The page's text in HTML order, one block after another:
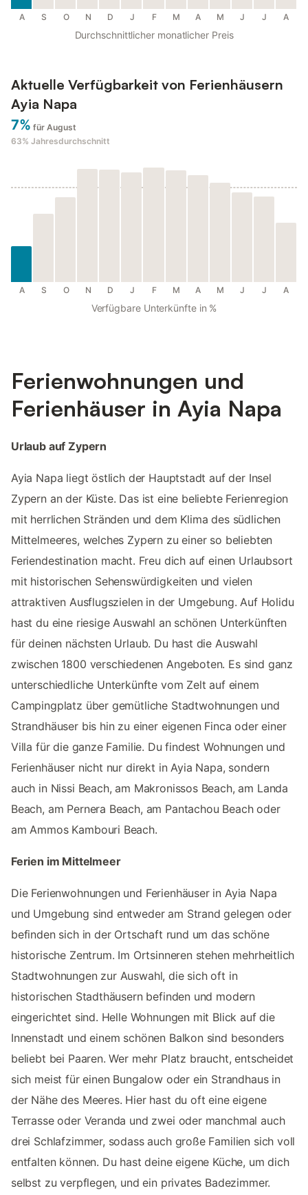
A S O N D J F M A M J J A
Durchschnittlicher monatlicher Preis
Aktuelle Verfügbarkeit von Ferienhäusern
Ayia Napa
7% für August
63% Jahresdurchschnitt
A S O N D J F M A M J J A
Verfügbare Unterkünfte in %
Ferienwohnungen und
Ferienhäuser in Ayia Napa
Urlaub auf Zypern
Ayia Napa liegt östlich der Hauptstadt auf der Insel
Zypern an der Küste. Das ist eine beliebte Ferienregion
mit herrlichen Stränden und dem Klima des südlichen
Mittelmeeres, welches Zypern zu einer so beliebten
Feriendestination macht. Freu dich auf einen Urlaubsort
mit historischen Sehenswürdigkeiten und vielen
attraktiven Ausflugszielen in der Umgebung. Auf Holidu
hast du eine riesige Auswahl an schönen Unterkünften
für deinen nächsten Urlaub. Du hast die Auswahl
zwischen 1800 verschiedenen Angeboten. Es sind ganz
unterschiedliche Unterkünfte vom Zelt auf einem
Campingplatz über gemütliche Stadtwohnungen und
Strandhäuser bis hin zu einer eigenen Finca oder einer
Villa für die ganze Familie. Du findest Wohnungen und
Ferienhäuser nicht nur direkt in Ayia Napa, sondern
auch in Nissi Beach, am Makronissos Beach, am Landa
Beach, am Pernera Beach, am Pantachou Beach oder
am Ammos Kambouri Beach.
Ferien im Mittelmeer
Die Ferienwohnungen und Ferienhäuser in Ayia Napa
und Umgebung sind entweder am Strand gelegen oder
befinden sich in der Ortschaft rund um das schöne
historische Zentrum. Im Ortsinneren stehen mehrheitlich
Stadtwohnungen zur Auswahl, die sich oft in
historischen Stadthäusern befinden und modern
eingerichtet sind. Helle Wohnungen mit Blick auf die
Innenstadt und einem schönen Balkon sind besonders
beliebt bei Paaren. Wer mehr Platz braucht, entscheidet
sich meist für einen Bungalow oder ein Strandhaus in
der Nähe des Meeres. Hier hast du oft eine eigene
Terrasse oder Veranda und zwei oder manchmal auch
drei Schlafzimmer, sodass auch große Familien sich voll
entfalten können. Du hast deine eigene Küche, um dich
selbst zu verpflegen, und ein privates Badezimmer.